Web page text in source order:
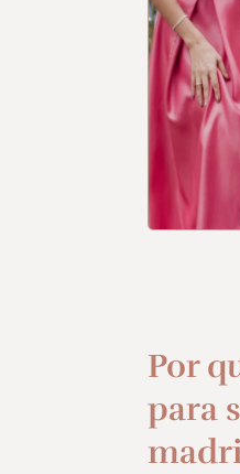
Por
para